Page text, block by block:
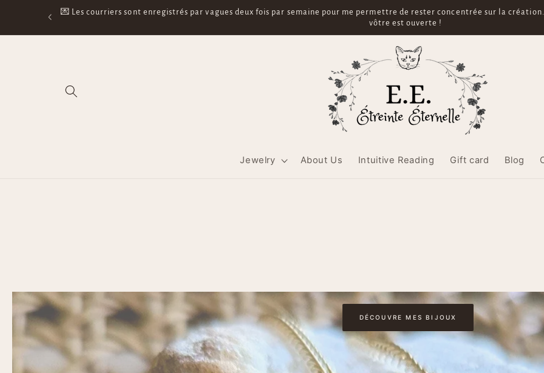
content
🛵 Tu as ton suivi mais pas de nouvelles ? Le suivi est généré dès la préparation de votre colis à l'atelier, mais le
LaPoste (sous 2 à 7 jours env.). C'est tout à fait normal, pas d'inquiétude ! Rien
Jewelry About Us Intuitive Reading Gift card Blog
DÉCOUVRE MES BIJOUX